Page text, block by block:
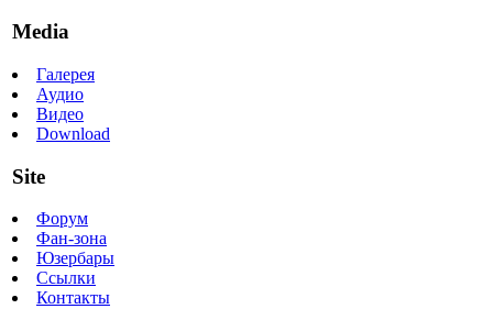
Media
Галерея
Аудио
Видео
Download
Site
Форум
Фан-зона
Юзербары
Ссылки
Контакты